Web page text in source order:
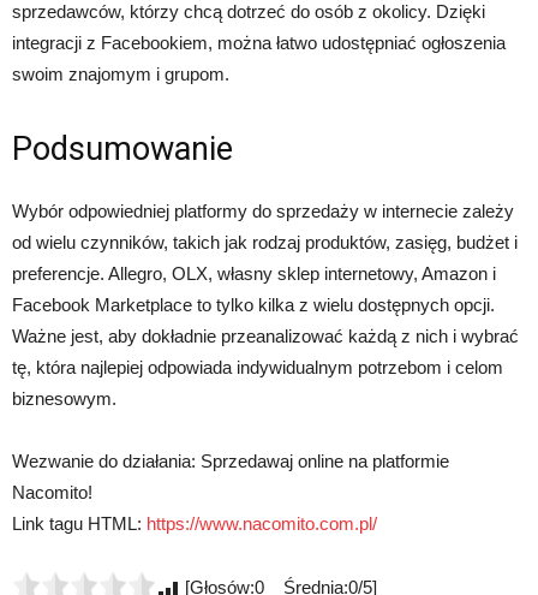
sprzedawców, którzy chcą dotrzeć do osób z okolicy. Dzięki
integracji z Facebookiem, można łatwo udostępniać ogłoszenia
swoim znajomym i grupom.
Podsumowanie
Wybór odpowiedniej platformy do sprzedaży w internecie zależy
od wielu czynników, takich jak rodzaj produktów, zasięg, budżet i
preferencje. Allegro, OLX, własny sklep internetowy, Amazon i
Facebook Marketplace to tylko kilka z wielu dostępnych opcji.
Ważne jest, aby dokładnie przeanalizować każdą z nich i wybrać
tę, która najlepiej odpowiada indywidualnym potrzebom i celom
biznesowym.
Wezwanie do działania: Sprzedawaj online na platformie
Nacomito!
Link tagu HTML: https://www.nacomito.com.pl/
[Głosów:0 Średnia:0/5]